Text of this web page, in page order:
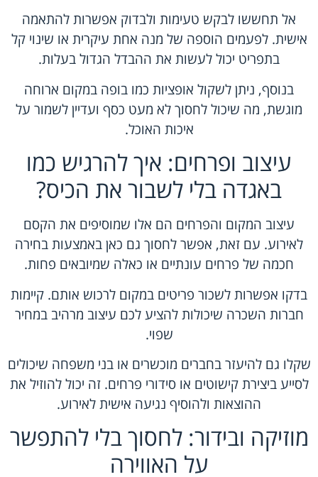
אל תחששו לבקש טעימות ולבדוק אפשרות להתאמה
אישית. לפעמים הוספה של מנה אחת עיקרית או שינוי קל
בתפריט יכול לעשות את ההבדל הגדול בעלות.
בנוסף, ניתן לשקול אופציות כמו בופה במקום ארוחה
מוגשת, מה שיכול לחסוך לא מעט כסף ועדיין לשמור על
איכות האוכל.
עיצוב ופרחים: איך להרגיש כמו
באגדה בלי לשבור את הכיס?
עיצוב המקום והפרחים הם אלו שמוסיפים את הקסם
לאירוע. עם זאת, אפשר לחסוך גם כאן באמצעות בחירה
חכמה של פרחים עונתיים או כאלה שמיובאים פחות.
בדקו אפשרות לשכור פריטים במקום לרכוש אותם. קיימות
חברות השכרה שיכולות להציע לכם עיצוב מרהיב במחיר
שפוי.
שקלו גם להיעזר בחברים מוכשרים או בני משפחה שיכולים
לסייע ביצירת קישוטים או סידורי פרחים. זה יכול להוזיל את
ההוצאות ולהוסיף נגיעה אישית לאירוע.
מוזיקה ובידור: לחסוך בלי להתפשר
על האווירה